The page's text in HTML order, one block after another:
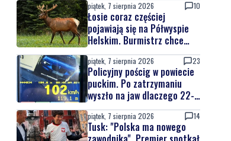
piątek, 7 sierpnia 2026 10
Łosie coraz częściej
pojawiają się na Półwyspie
Helskim. Burmistrz chce
nowych znaków drogowych
piątek, 7 sierpnia 2026 23
Policyjny pościg w powiecie
puckim. Po zatrzymaniu
wyszło na jaw dlaczego 22-
latek uciekał
piątek, 7 sierpnia 2026 14
Tusk: "Polska ma nowego